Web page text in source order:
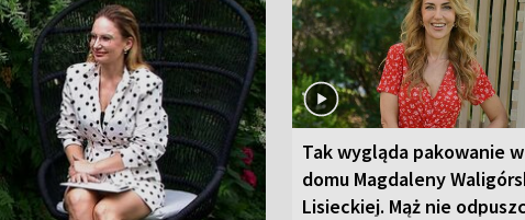
Tak wygląda pakowanie w
domu Magdaleny
Lisieckiej. Mąż nie